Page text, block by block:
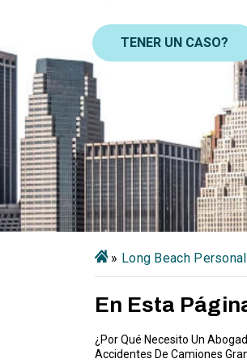
TENER UN CASO?
» Long Beach
En Esta
¿Por Qué Necesito Un
Accidentes De Camiones